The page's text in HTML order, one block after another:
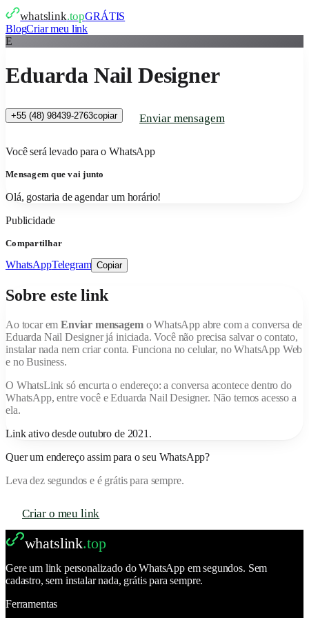
whatslink.topGRÁTIS
BlogCriar meu link
E
Eduarda Nail Designer
+55 (48) 98439-2763copiar Enviar mensagem
Você será levado para o WhatsApp
Mensagem que vai junto
Olá, gostaria de agendar um horário!
Publicidade
Compartilhar
WhatsAppTelegram Copiar
Sobre este link
Ao tocar emEnviar mensagem o WhatsApp abre com a conversa de
Eduarda Nail Designerjá iniciada. Você não precisa salvar o contato,
instalar nada nem criar conta. Funciona no celular, no WhatsApp Web
e no Business.
O WhatsLink só encurta o endereço: a conversa acontece dentro do
WhatsApp, entre você eEduarda Nail Designer. Não temos acesso a
ela.
Link ativo desde outubro de 2021 .
Quer um endereço assim para o seu WhatsApp?
Leva dez segundos e é grátis para sempre.
Criar o meu link
whatslink.top
Gere um link personalizado do WhatsApp em segundos. Sem
cadastro, sem instalar nada, grátis para sempre.
Ferramentas